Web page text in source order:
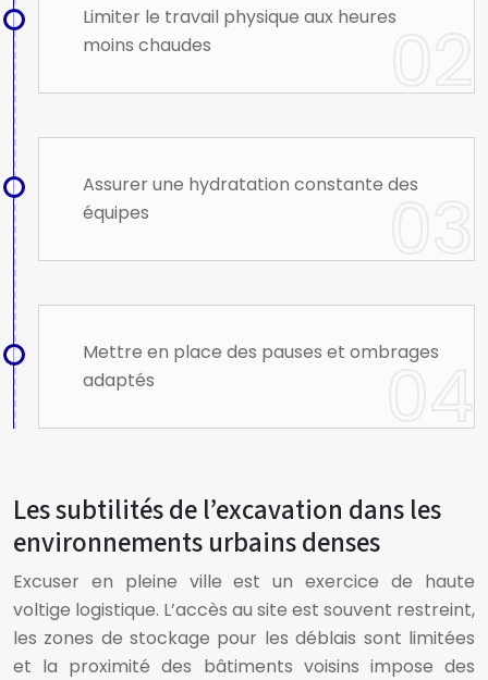
Limiter le travail physique aux heures
moins chaudes
Assurer une hydratation constante des
équipes
Mettre en place des pauses et ombrages
adaptés
Les subtilités de l’excavation dans les
environnements urbains denses
Excuser en pleine ville est un exercice de haute
voltige logistique. L’accès au site est souvent restreint,
les zones de stockage pour les déblais sont limitées
et la proximité des bâtiments voisins impose des